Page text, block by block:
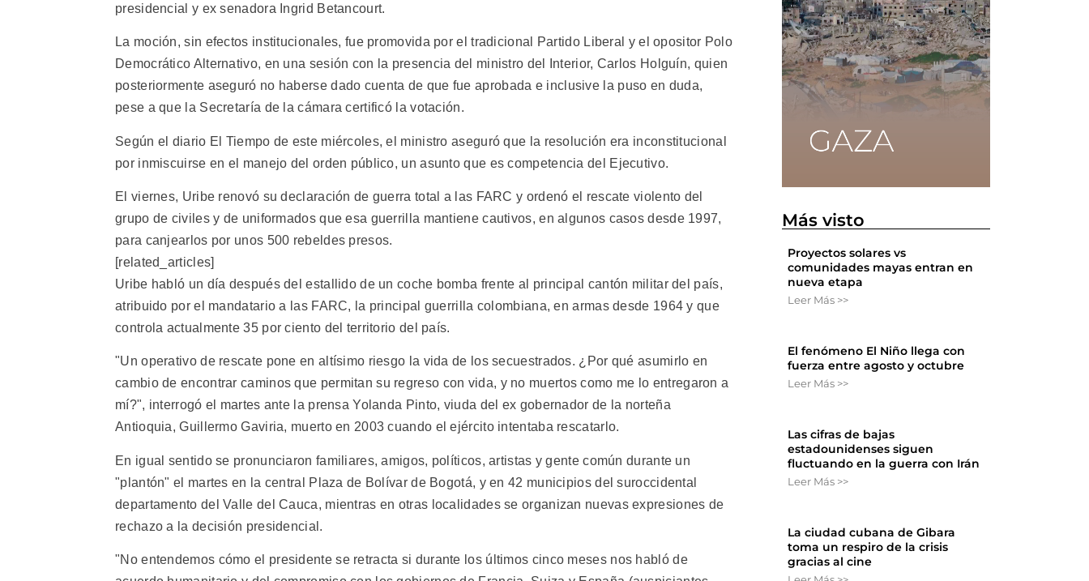
presidencial y ex senadora Ingrid Betancourt.
La moción, sin efectos institucionales, fue promovida por el tradicional Partido Liberal y el opositor Polo
Democrático Alternativo, en una sesión con la presencia del ministro del Interior, Carlos Holguín, quien
posteriormente aseguró no haberse dado cuenta de que fue aprobada e inclusive la puso en duda,
pese a que la Secretaría de la cámara certificó la votación.
Según el diario El Tiempo de este miércoles, el ministro aseguró que la resolución era inconstitucional
por inmiscuirse en el manejo del orden público, un asunto que es competencia del Ejecutivo.
El viernes, Uribe renovó su declaración de guerra total a las FARC y ordenó el rescate violento del
grupo de civiles y de uniformados que esa guerrilla mantiene cautivos, en algunos casos desde 1997,
para canjearlos por unos 500 rebeldes presos.
[related_articles]
Uribe habló un día después del estallido de un coche bomba frente al principal cantón militar del país,
atribuido por el mandatario a las FARC, la principal guerrilla colombiana, en armas desde 1964 y que
controla actualmente 35 por ciento del territorio del país.
"Un operativo de rescate pone en altísimo riesgo la vida de los secuestrados. ¿Por qué asumirlo en
cambio de encontrar caminos que permitan su regreso con vida, y no muertos como me lo entregaron a
mí?", interrogó el martes ante la prensa Yolanda Pinto, viuda del ex gobernador de la norteña
Antioquia, Guillermo Gaviria, muerto en 2003 cuando el ejército intentaba rescatarlo.
En igual sentido se pronunciaron familiares, amigos, políticos, artistas y gente común durante un
"plantón" el martes en la central Plaza de Bolívar de Bogotá, y en 42 municipios del suroccidental
departamento del Valle del Cauca, mientras en otras localidades se organizan nuevas expresiones de
rechazo a la decisión presidencial.
"No entendemos cómo el presidente se retracta si durante los últimos cinco meses nos habló de
Más visto
Proyectos solares vs
comunidades mayas entran en
nueva etapa
Leer Más >>
El fenómeno El Niño llega con
fuerza entre agosto y octubre
Leer Más >>
Las cifras de bajas
estadounidenses siguen
fluctuando en la guerra con Irán
Leer Más >>
La ciudad cubana de Gibara
toma un respiro de la crisis
gracias al cine